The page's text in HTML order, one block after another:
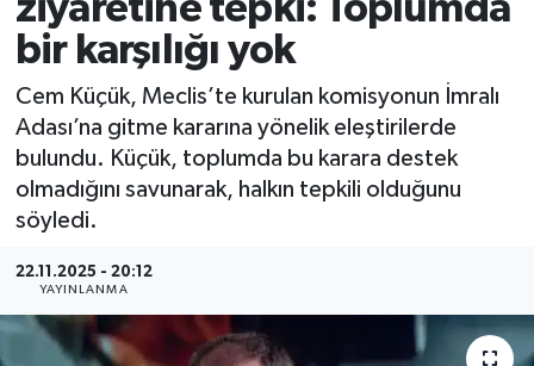
ziyaretine tepki: Toplumda
bir karşılığı yok
Cem Küçük, Meclis’te kurulan komisyonun İmralı
Adası’na gitme kararına yönelik eleştirilerde
bulundu. Küçük, toplumda bu karara destek
olmadığını savunarak, halkın tepkili olduğunu
söyledi.
22.11.2025 - 20:12
YAYINLANMA